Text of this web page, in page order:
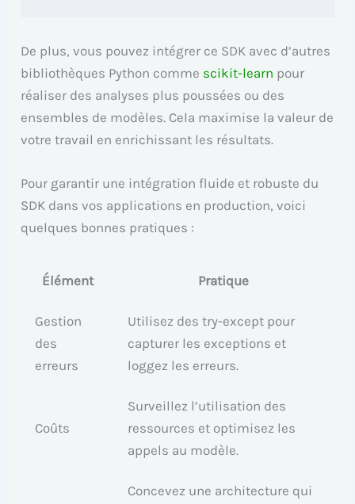
De plus, vous pouvez intégrer ce SDK avec d’autres
bibliothèques Python comme scikit-learn pour
réaliser des analyses plus poussées ou des
ensembles de modèles. Cela maximise la valeur de
votre travail en enrichissant les résultats.
Pour garantir une intégration fluide et robuste du
SDK dans vos applications en production, voici
quelques bonnes pratiques :
Élément Pratique
Gestion
des
erreurs
Utilisez des try-except pour
capturer les exceptions et
loggez les erreurs.
Coûts
Surveillez l’utilisation des
ressources et optimisez les
appels au modèle.
Concevez une architecture qui